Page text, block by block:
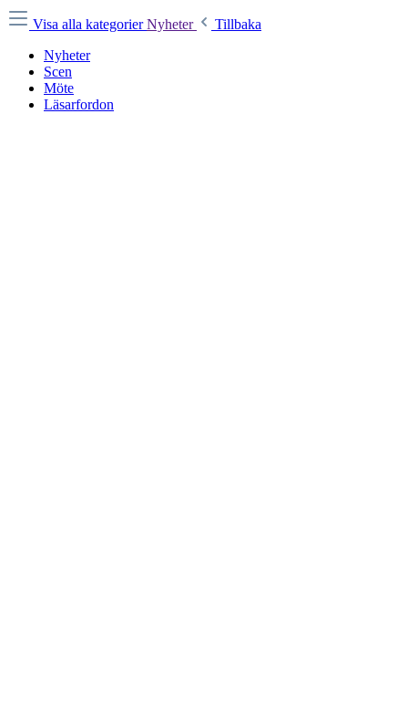
Visa alla kategorierNyheter
Tillbaka
Nyheter
Scen
Möte
Läsarfordon